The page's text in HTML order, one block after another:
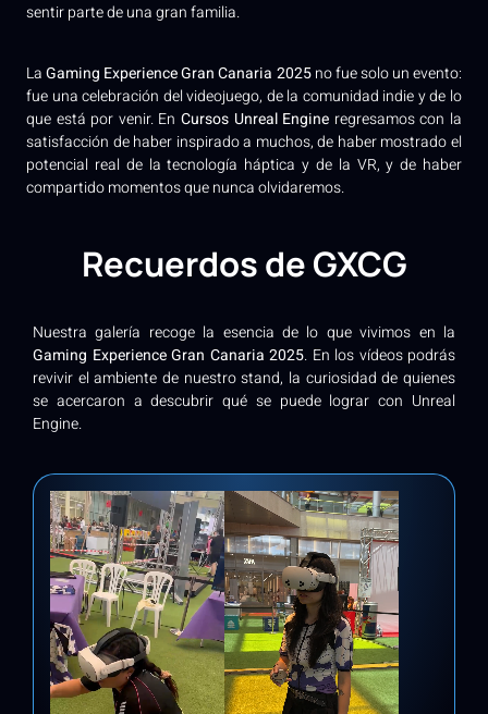
sentir parte de una gran familia.
LaGaming Experience Gran Canaria 2025no fue solo un evento:
fue una celebración del videojuego, de la comunidad indie y de lo
que está por venir. En Cursos Unreal Engine regresamos con la
satisfacción de haber inspirado a muchos, de haber mostrado el
potencial real de la tecnología háptica y de la VR, y de haber
compartido momentos que nunca olvidaremos.
Recuerdos deGXCG
Nuestra galería recoge la esencia de lo que vivimos en la
Gaming Experience Gran Canaria 2025. En los vídeos podrás
revivir el ambiente de nuestro stand, la curiosidad de quienes
se acercaron a descubrir qué se puede lograr con Unreal
Engine.